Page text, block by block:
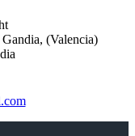
(Valencia)